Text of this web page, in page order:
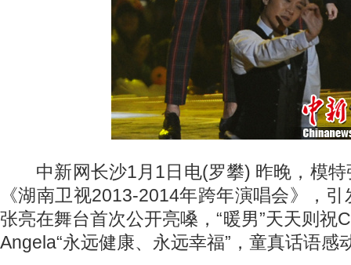
中新网长沙1月1日电(罗攀) 昨晚，模特
《湖南卫视2013-2014年跨年演唱会》，
张亮在舞台首次公开亮嗓，“暖男”天天则祝
Angela“永远健康、永远幸福”，童真话语感